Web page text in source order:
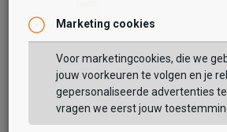
Marketing cookies
Voor marketingcookies, die we
jouw voorkeuren te volgen en je
gepersonaliseerde advertenties
vragen we eerst jouw